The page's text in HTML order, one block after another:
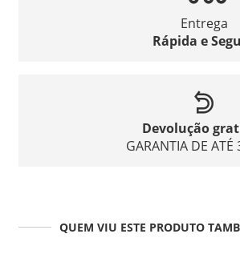
Entrega
Rápida e
Devolução
GARANTIA DE ATÉ
QUEM VIU ESTE PRODUTO